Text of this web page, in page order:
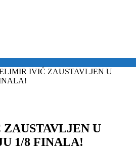
IVIĆ ZAUSTAVLJEN U
U
1/8 FINALA!